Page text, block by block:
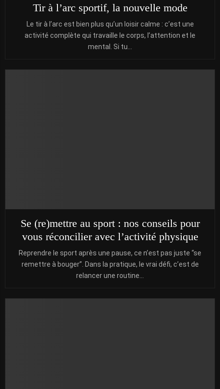
Tir à l’arc sportif, la nouvelle mode
Le tir à l’arc est bien plus qu’un loisir calme : c’est une
activité complète qui travaille le corps, l’attention et le
mental. Si tu...
Se (re)mettre au sport : nos conseils pour
vous réconcilier avec l’activité physique
Reprendre le sport après une pause, ce n’est pas juste “se
remettre à bouger”. Dans la pratique, le vrai défi, c’est de
relancer une routine...